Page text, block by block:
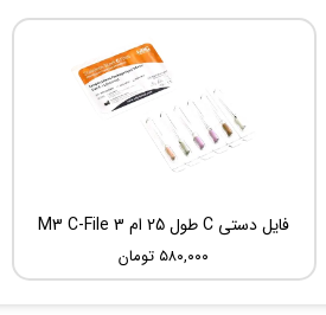
فایل دستی C طول 25 ام 3 M3 C-File
۵۸۰,۰۰۰ تومان